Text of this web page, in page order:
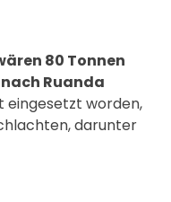
80 Tonnen
Ruanda
worden,
darunter